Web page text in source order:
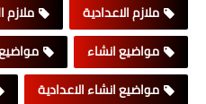
ملازم الاعدادية
مواضيع انشاء
مواضيع
مواضيع انشاء الاعدادية